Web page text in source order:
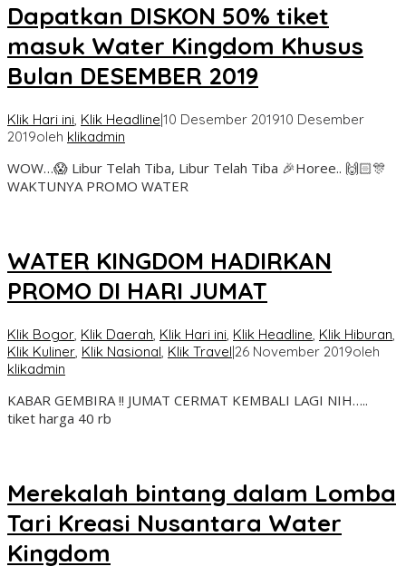
Dapatkan DISKON 50% tiket
masuk Water Kingdom Khusus
Bulan DESEMBER 2019
Klik Hari ini Klik Headline|10 Desember 201910 Desember
2019oleh klikadmin
WOW…😱 Libur Telah Tiba, Libur Telah Tiba 🎉Horee.. 🙌🏻🎊
WAKTUNYA PROMO WATER
WATER KINGDOM HADIRKAN
PROMO DI HARI JUMAT
Klik Bogor, Klik Daerah, Klik Hari ini, Klik Headline, Klik Hiburan,
Klik Kuliner, Klik Nasional, Klik Travel|26 November 2019oleh
klikadmin
KABAR GEMBIRA !! JUMAT CERMAT KEMBALI LAGI NIH…..
tiket harga 40 rb
Merekalah bintang dalam Lomba
Tari Kreasi Nusantara Water
Kingdom